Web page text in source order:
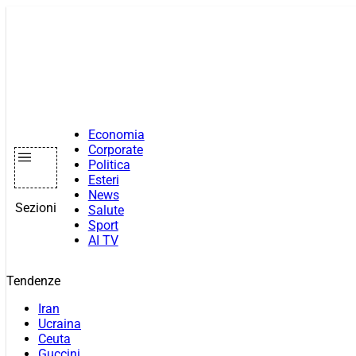
Sezioni
Economia
Corporate
Politica
Esteri
News
Salute
Sport
AI TV
Tendenze
Iran
Ucraina
Ceuta